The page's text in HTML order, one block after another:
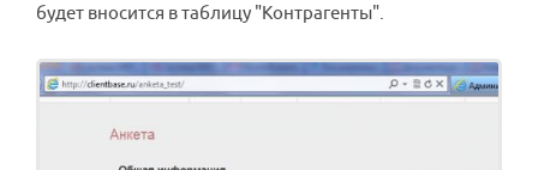
будет вносится в таблицу "Контрагенты".